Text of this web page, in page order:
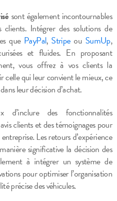
sont également incontournables
Intégrer des solutions de
que PayPal, Stripeou SumUp,
et fluides. En proposant
vous offrez à vos clients la
celle qui leur convient le mieux, ce
leur décision d’achat.
des fonctionnalités
clients et des témoignages pour
Les retours d’expérience
significative la décision des
à intégrer un système de
pour optimiser l’organisation
précise des véhicules.